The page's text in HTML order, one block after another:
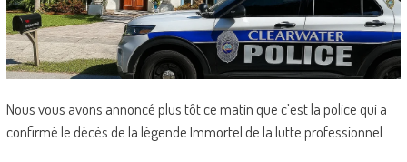
Nous vous avons annoncé plus tôt ce matin que c’est la police qui a
confirmé le décès de la légende Immortel de la lutte professionnel.